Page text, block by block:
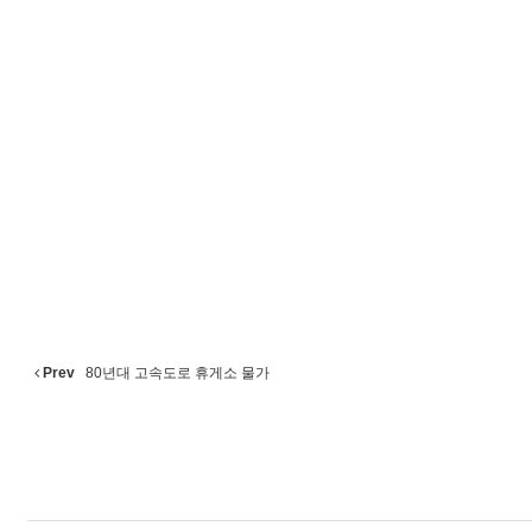
Prev 80년대 고속도로 휴게소 물가